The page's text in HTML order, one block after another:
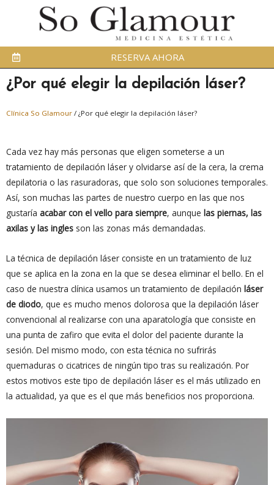
RESERVA AHORA
¿Por qué elegir la depilación láser?
Clínica So Glamour / ¿Por qué elegir la depilación láser?
Cada vez hay más personas que eligen someterse a un
tratamiento de depilación láser y olvidarse así de la cera, la crema
depilatoria o las rasuradoras, que solo son soluciones temporales.
Así, son muchas las partes de nuestro cuerpo en las que nos
gustaría acabar con el vello para siempre, aunque las piernas, las
axilas y las ingles son las zonas más demandadas.
La técnica de depilación láser consiste en un tratamiento de luz
que se aplica en la zona en la que se desea eliminar el bello. En el
caso de nuestra clínica usamos un tratamiento de depilación láser
de diodo, que es mucho menos dolorosa que la depilación láser
convencional al realizarse con una aparatología que consiste en
una punta de zafiro que evita el dolor del paciente durante la
sesión. Del mismo modo, con esta técnica no sufrirás
quemaduras o cicatrices de ningún tipo tras su realización. Por
estos motivos este tipo de depilación láser es el más utilizado en
la actualidad, ya que es el que más beneficios nos proporciona.